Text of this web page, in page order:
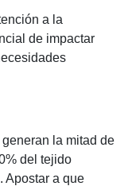
a la
de impactar
la mitad de
del tejido
Apostar a que